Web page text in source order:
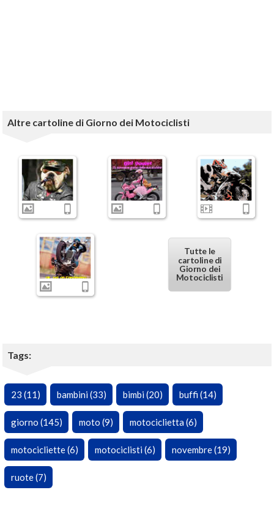
Altre cartoline di Giorno dei Motociclisti
Tutte le
cartoline di
Giorno dei
Motociclisti
Tags:
23 (11) bambini (33) bimbi (20) buffi (14)
giorno (145) moto (9) motociclietta (6)
motocicliette (6) motociclisti (6) novembre (19)
ruote (7)